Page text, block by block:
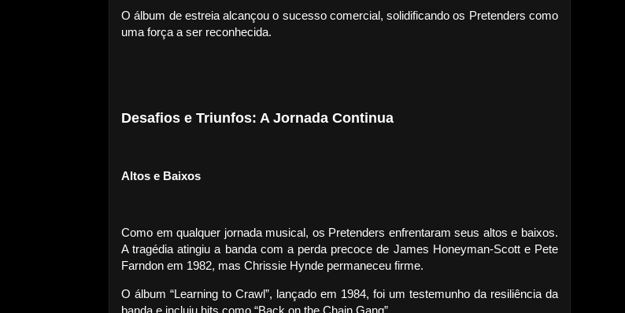
O álbum de estreia alcançou o sucesso comercial, solidificando os Pretenders como
uma força a ser reconhecida.
Desafios e Triunfos: A Jornada Continua
Altos e Baixos
Como em qualquer jornada musical, os Pretenders enfrentaram seus altos e baixos.
A tragédia atingiu a banda com a perda precoce de James Honeyman-Scott e Pete
Farndon em 1982, mas Chrissie Hynde permaneceu firme.
O álbum “Learning to Crawl”, lançado em 1984, foi um testemunho da resiliência da
banda e incluiu hits como “Back on the Chain Gang”.